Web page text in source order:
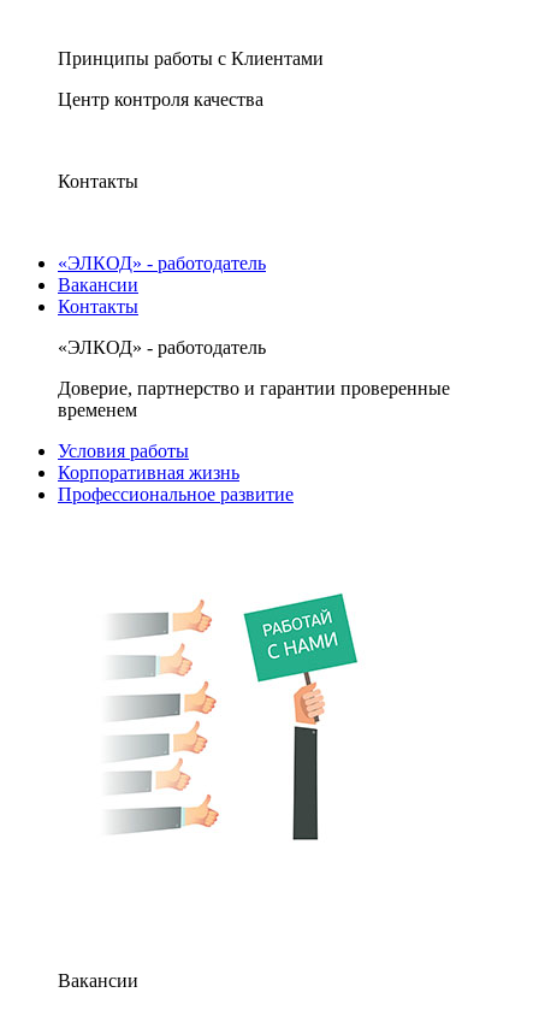
Принципы работы с Клиентами
Центр контроля качества
Контакты
«ЭЛКОД» - работодатель
Вакансии
Контакты
«ЭЛКОД» - работодатель
Доверие, партнерство и гарантии проверенные
временем
Условия работы
Корпоративная жизнь
Профессиональное развитие
Вакансии